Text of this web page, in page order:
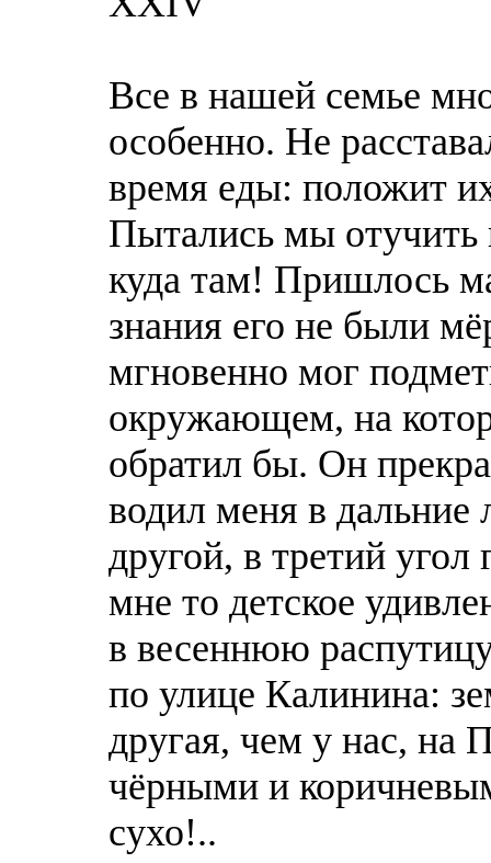
Всe в нашей семье
особенно. Не
время еды: положит
Пытались мы отучить
куда там! Пришлось
знания его не были
мгновенно мог
окружающем, на
обратил бы. Он
водил меня в дальние
другой, в третий
мне то детское
в весеннюю
по улице Калинина:
другая, чем у нас, на
чёрными и
сухо!..